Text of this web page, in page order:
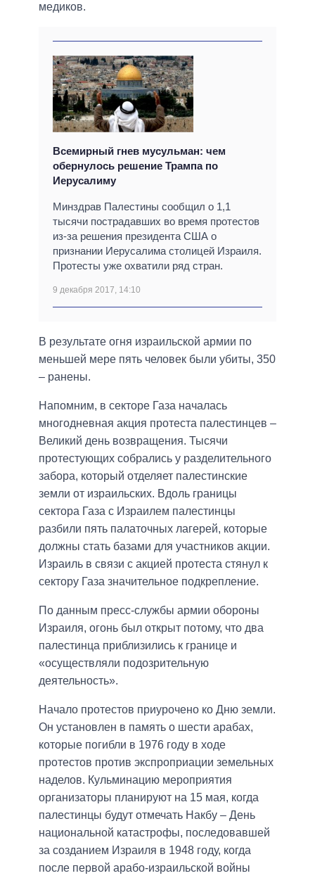
медиков.
Всемирный гнев мусульман: чем
обернулось решение Трампа по
Иерусалиму
Минздрав Палестины сообщил о 1,1
тысячи пострадавших во время протестов
из-за решения президента США о
признании Иерусалима столицей Израиля.
Протесты уже охватили ряд стран.
9 декабря 2017, 14:10
В результате огня израильской армии по
меньшей мере пять человек были убиты, 350
– ранены.
Напомним, в секторе Газа началась
многодневная акция протеста палестинцев –
Великий день возвращения. Тысячи
протестующих собрались у разделительного
забора, который отделяет палестинские
земли от израильских. Вдоль границы
сектора Газа с Израилем палестинцы
разбили пять палаточных лагерей, которые
должны стать базами для участников акции.
Израиль в связи с акцией протеста стянул к
сектору Газа значительное подкрепление.
По данным пресс-службы армии обороны
Израиля, огонь был открыт потому, что два
палестинца приблизились к границе и
«осуществляли подозрительную
деятельность».
Начало протестов приурочено ко Дню земли.
Он установлен в память о шести арабах,
которые погибли в 1976 году в ходе
протестов против экспроприации земельных
наделов. Кульминацию мероприятия
организаторы планируют на 15 мая, когда
палестинцы будут отмечать Накбу – День
национальной катастрофы, последовавшей
за созданием Израиля в 1948 году, когда
после первой арабо-израильской войны